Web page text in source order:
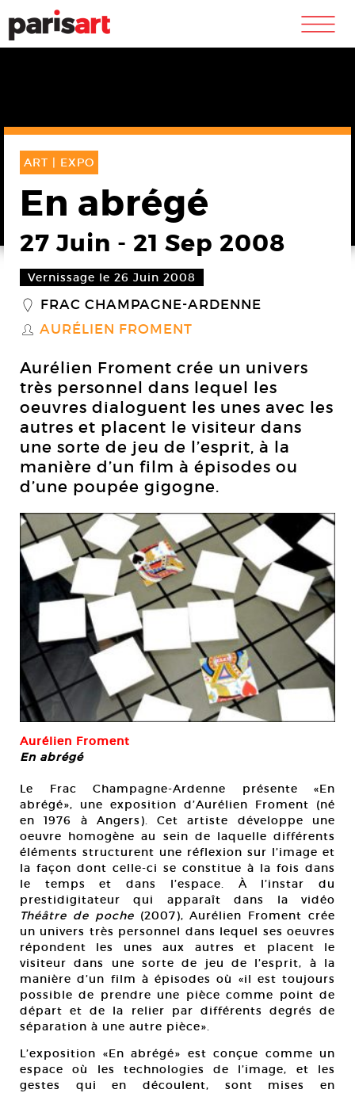
m
ART | EXPO
En abrégé
27 Juin - 21 Sep 2008
Vernissage le 26 Juin 2008
_ FRAC CHAMPAGNE-ARDENNE
S AURÉLIEN FROMENT
Aurélien Froment crée un univers
très personnel dans lequel les
oeuvres dialoguent les unes avec les
autres et placent le visiteur dans
une sorte de jeu de l’esprit, à la
manière d’un film à épisodes ou
d’une poupée gigogne.
Aurélien Froment
En abrégé
Le Frac Champagne-Ardenne présente «En
abrégé», une exposition d’Aurélien Froment (né
en 1976 à Angers). Cet artiste développe une
oeuvre homogène au sein de laquelle différents
éléments structurent une réflexion sur l’image et
la façon dont celle-ci se constitue à la fois dans
le temps et dans l’espace. À l’instar du
prestidigitateur qui apparaît dans la vidéo
Théâtre de poche (2007), Aurélien Froment crée
un univers très personnel dans lequel ses oeuvres
répondent les unes aux autres et placent le
visiteur dans une sorte de jeu de l’esprit, à la
manière d’un film à épisodes où «il est toujours
possible de prendre une pièce comme point de
départ et de la relier par différents degrés de
séparation à une autre pièce».
L’exposition «En abrégé» est conçue comme un
espace où les technologies de l’image, et les
gestes qui en découlent, sont mises en